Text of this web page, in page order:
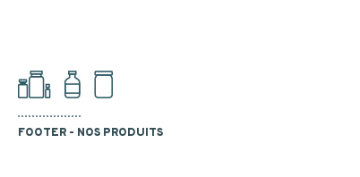
FOOTER - NOS PRODUITS